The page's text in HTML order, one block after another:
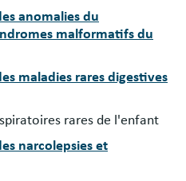
anomalies du
malformatifs du
maladies rares digestives
rares de l'enfant
narcolepsies et